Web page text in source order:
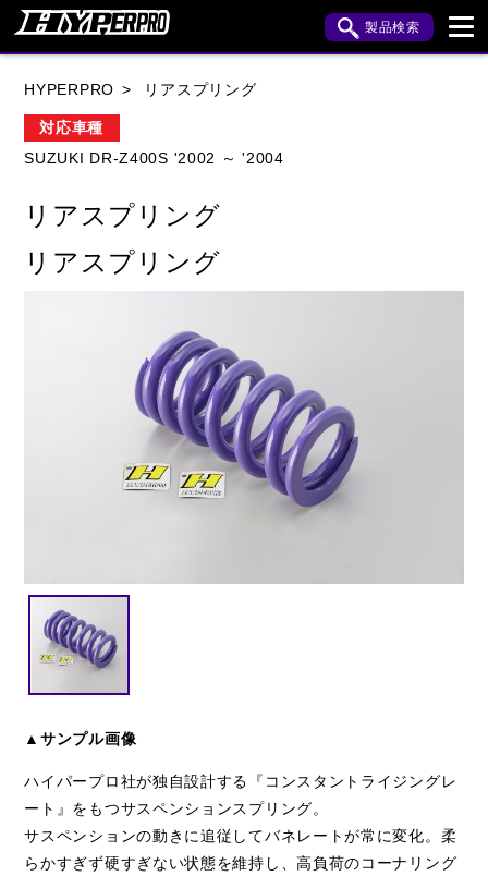
製品検索
CAGIVA DUCATI
HARLEY DAVIDSON
KTM MOTO GUZZI
ROYAL ENFIELD
TRIUMPH
閉じる
HYPERPRO リアスプリング
対応車種
SUZUKI DR-Z400S '2002 ～ '2004
リアスプリング
リアスプリング
▲サンプル画像
ハイパープロ社が独自設計する『コンスタントライジングレ
ート』をもつサスペンションスプリング。
サスペンションの動きに追従してバネレートが常に変化。柔
らかすぎず硬すぎない状態を維持し、高負荷のコーナリング